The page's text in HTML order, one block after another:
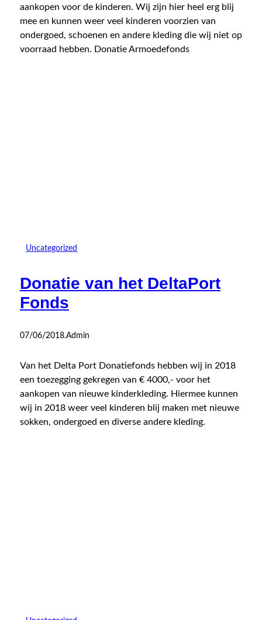
aankopen voor de kinderen. Wij zijn hier heel erg blij
mee en kunnen weer veel kinderen voorzien van
ondergoed, schoenen en andere kleding die wij niet op
voorraad hebben. Donatie Armoedefonds
Uncategorized
Donatie van het DeltaPort
Fonds
07/06/2018.Admin
Van het Delta Port Donatiefonds hebben wij in 2018
een toezegging gekregen van € 4000,- voor het
aankopen van nieuwe kinderkleding. Hiermee kunnen
wij in 2018 weer veel kinderen blij maken met nieuwe
sokken, ondergoed en diverse andere kleding.